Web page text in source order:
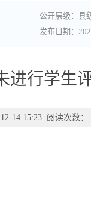
县
进行学生
14 15:23 阅读次数：